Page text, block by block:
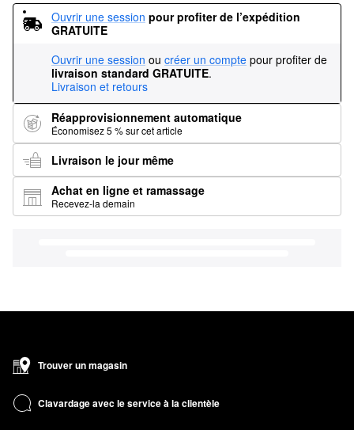
Ouvrir une session pour profiter de l’expédition
GRATUITE
Ouvrir une session ou créer un compte pour profiter de
livraison standard GRATUITE.
Livraison et retours
Réapprovisionnement automatique
Économisez 5 % sur cet article
Livraison le jour même
Achat en ligne et ramassage
Recevez-la demain
Trouver un magasin
Clavardage avec le service à la clientèle